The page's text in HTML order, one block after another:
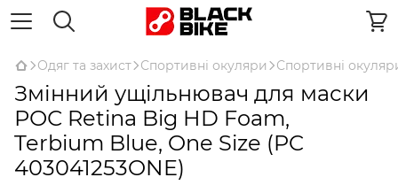
Одяг та захист Спортивні окуляри Спортивні
Змінний ущільнювач для маски
РОС Retina Big HD Foam,
Terbium Blue, One Size (PC
403041253ONE)